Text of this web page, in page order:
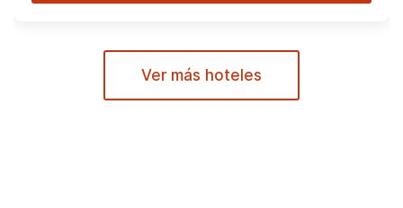
Ver más hoteles